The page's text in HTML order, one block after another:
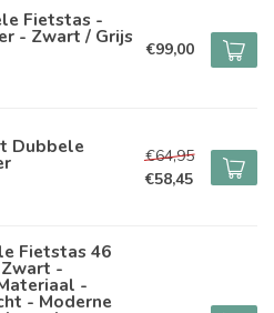
Fietstas -
- Zwart / Grijs
€99,00
Dubbele
€64,95
€58,45
Fietstas 46
-
-
- Moderne